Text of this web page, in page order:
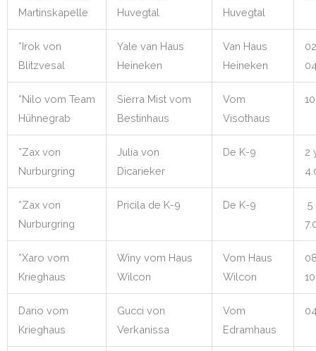
Martinskapelle
Huvegtal
Huvegtal
*Irok von
Blitzvesal
Yale van Haus
Heineken
Van Haus
Heineken
*Nilo vom Team
Hühnegrab
Sierra Mist vom
Bestinhaus
Vom
Visothaus
*Zax von
Nurburgring
Julia von
Dicarieker
De K-9
2
*Zax von
Nurburgring
Pricila de K-9 De K-9
5
*Xaro vom
Krieghaus
Winy vom Haus
Wilcon
Vom Haus
Wilcon
Dario vom
Krieghaus
Gucci von
Verkanissa
Vom
Edramhaus